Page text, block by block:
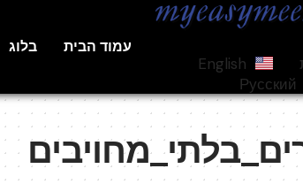
English
Русский
עמוד הבית בלוג